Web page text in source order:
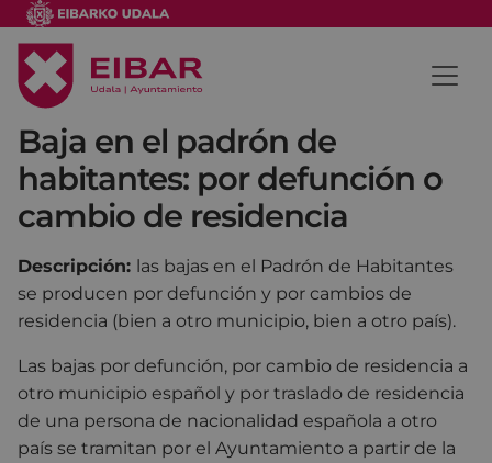
Baja en el padrón de
habitantes: por defunción o
cambio de residencia
Descripción: las bajas en el Padrón de Habitantes
se producen por defunción y por cambios de
residencia (bien a otro municipio, bien a otro país).
Las bajas por defunción, por cambio de residencia a
otro municipio español y por traslado de residencia
de una persona de nacionalidad española a otro
país se tramitan por el Ayuntamiento a partir de la